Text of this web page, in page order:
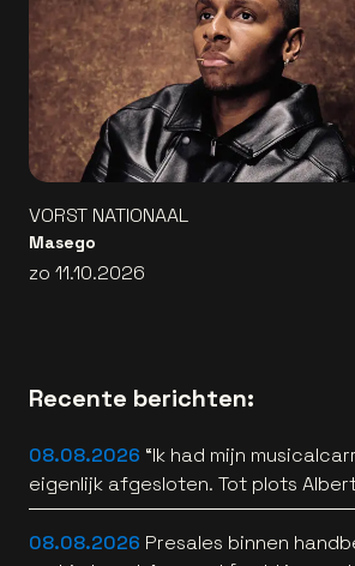
VORST NATIONAAL
Masego
zo 11.10.2026
Recente berichten:
08.08.2026 “Ik had mijn
eigenlijk afgesloten. Tot plots
Verlinde belde” [interview]
08.08.2026 Presales binnen